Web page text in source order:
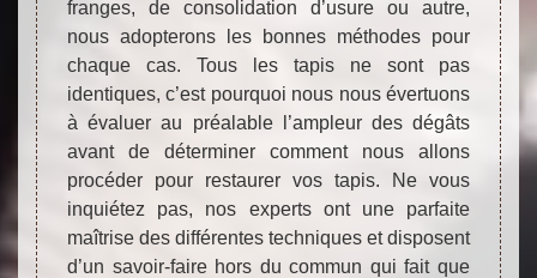
franges, de consolidation d’usure ou autre,
nous adopterons les bonnes méthodes pour
chaque cas. Tous les tapis ne sont pas
identiques, c’est pourquoi nous nous évertuons
à évaluer au préalable l’ampleur des dégâts
avant de déterminer comment nous allons
procéder pour restaurer vos tapis. Ne vous
inquiétez pas, nos experts ont une parfaite
maîtrise des différentes techniques et disposent
d’un savoir-faire hors du commun qui fait que